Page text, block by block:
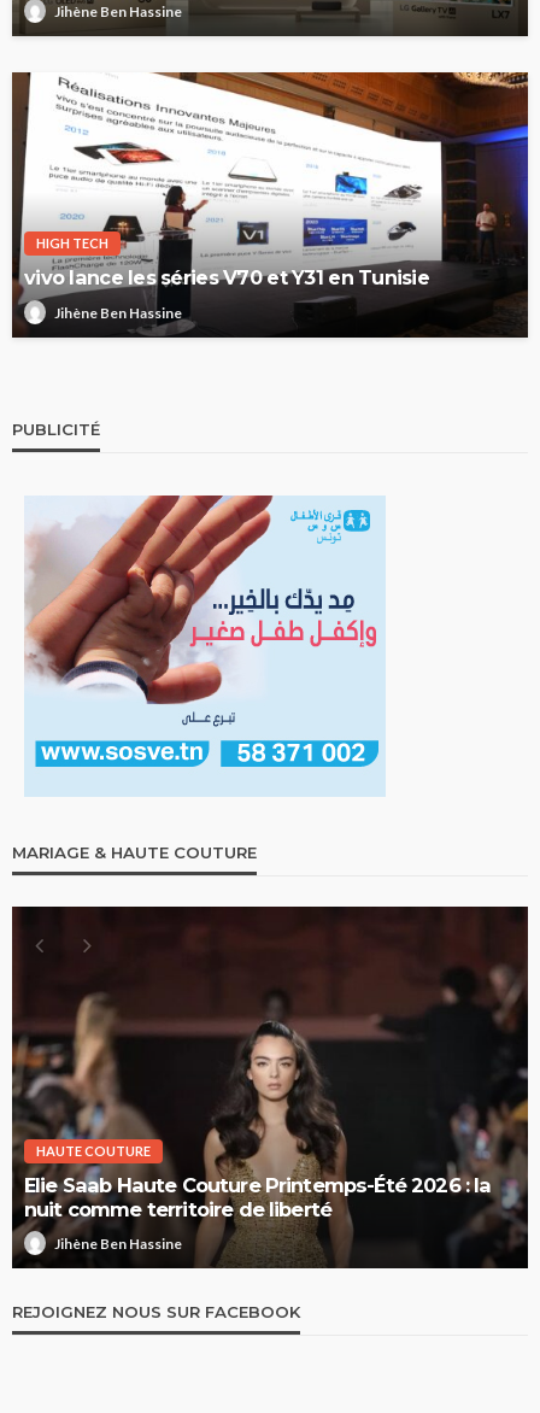
Jihène Ben Hassine
HIGH TECH
vivo lance les séries V70 et Y31 en Tunisie
Jihène Ben Hassine
PUBLICITÉ
MARIAGE & HAUTE COUTURE
HAUTE COUTURE
Elie Saab Haute Couture Printemps-Été 2026 : la
nuit comme territoire de liberté
Jihène Ben Hassine
REJOIGNEZ NOUS SUR FACEBOOK